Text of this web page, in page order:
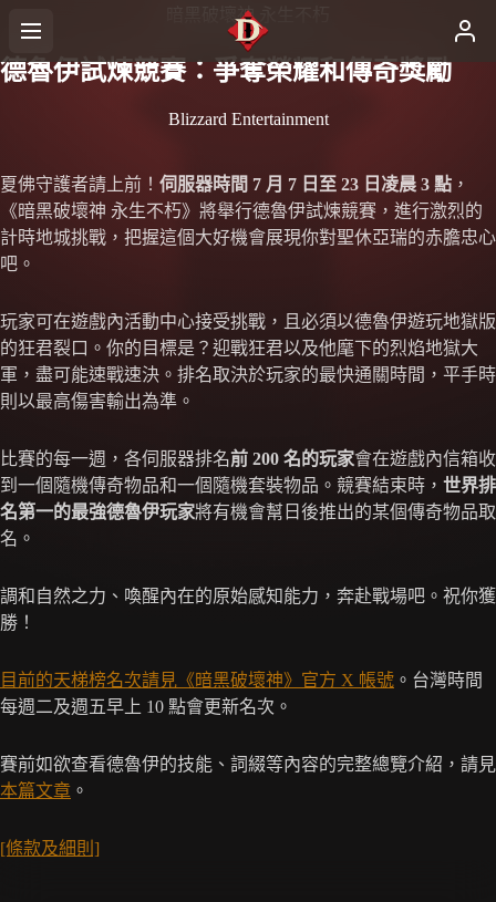
暗黑破壞神 永生不朽
德魯伊試煉競賽：爭奪榮耀和傳奇獎勵
Blizzard Entertainment
夏佛守護者請上前！ 伺服器時間 7 月 7 日至 23 日凌晨 3 點 ，
《暗黑破壞神 永生不朽》將舉行德魯伊試煉競賽，進行激烈的
計時地城挑戰，把握這個大好機會展現你對聖休亞瑞的赤膽忠心
吧。
玩家可在遊戲內活動中心接受挑戰，且必須以德魯伊遊玩地獄版
的狂君裂口。你的目標是？迎戰狂君以及他麾下的烈焰地獄大
軍，盡可能速戰速決。排名取決於玩家的最快通關時間，平手時
則以最高傷害輸出為準。
比賽的每一週，各伺服器排名前 200 名的玩家會在遊戲內信箱收
到一個隨機傳奇物品和一個隨機套裝物品。競賽結束時， 世界排
名第一的最強德魯伊玩家將有機會幫日後推出的某個傳奇物品取
名。
調和自然之力、喚醒內在的原始感知能力，奔赴戰場吧。祝你獲
勝！
目前的天梯榜名次請見《暗黑破壞神》官方 X 帳號 。台灣時間
每週二及週五早上 10 點會更新名次。
賽前如欲查看德魯伊的技能、詞綴等內容的完整總覽介紹，請見
本篇文章 。
[條款及細則]